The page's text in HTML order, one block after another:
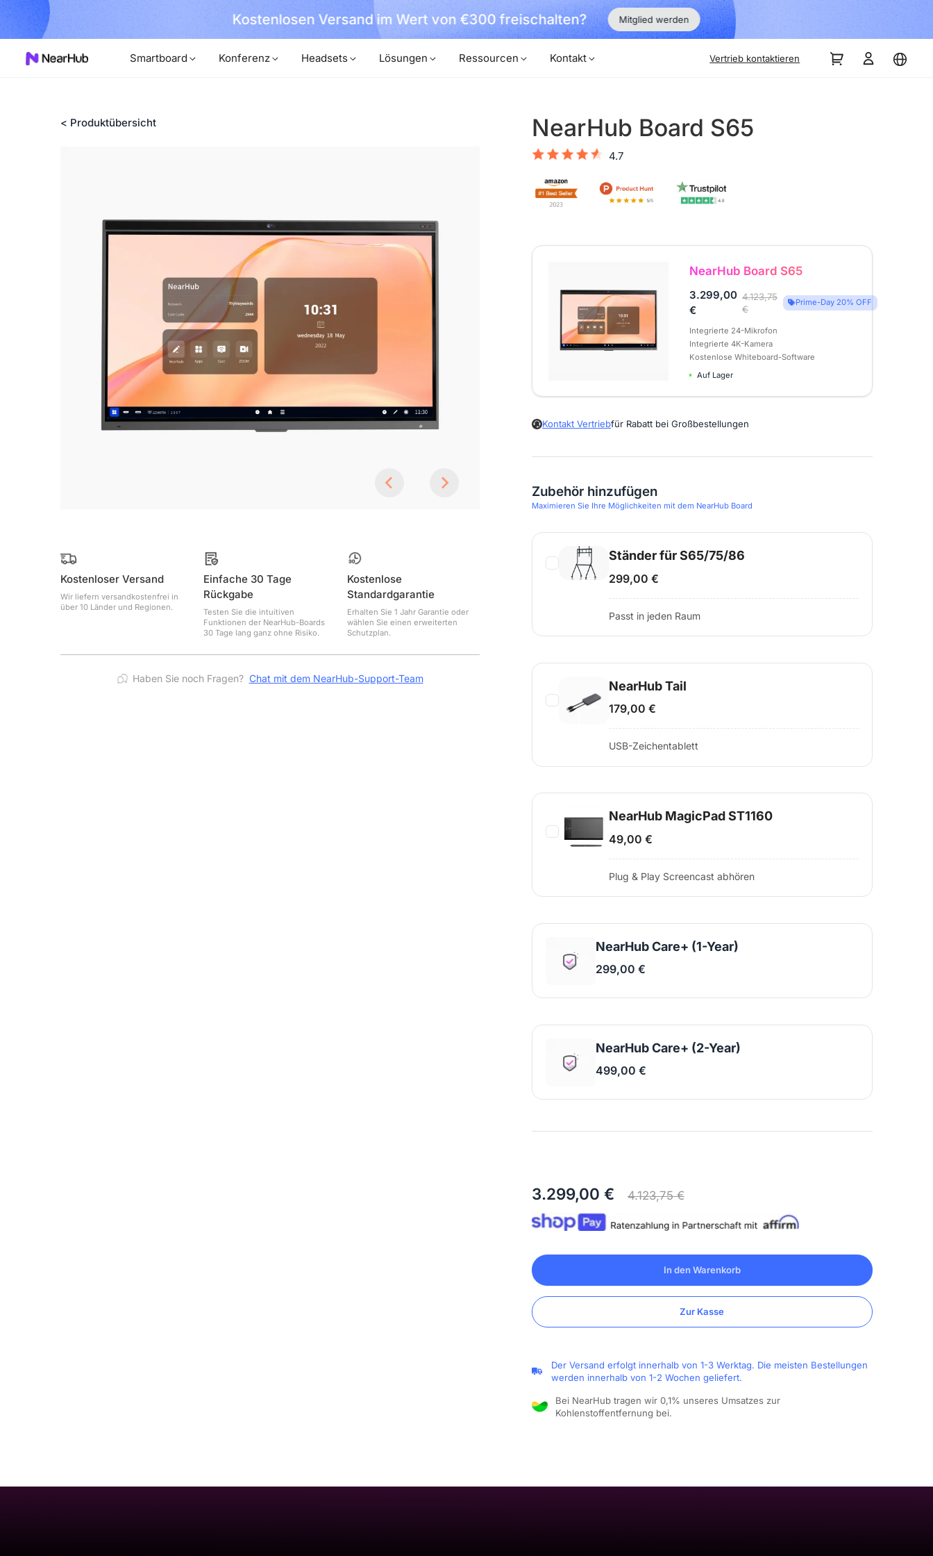
Kostenlosen Versand im Wert von €300 freischalten? Mitglied werden
Smartboard Konferenz Headsets Lösungen Ressourcen Kontakt Vertrieb kontaktieren
< Produktübersicht
Kostenloser Versand
Wir liefern versandkostenfrei in
über 10 Länder und Regionen.
Einfache 30 Tage
Rückgabe
Testen Sie die intuitiven
Funktionen der NearHub-Boards
30 Tage lang ganz ohne Risiko.
Kostenlose
Standardgarantie
Erhalten Sie 1 Jahr Garantie oder
wählen Sie einen erweiterten
Schutzplan.
Haben Sie noch Fragen? Chat mit dem NearHub-Support-Team
NearHub Board S65
4.7
NearHub Board S65
3.299,00
€
4.123,75
€
Prime-Day 20% OFF
Integrierte 24-Mikrofon
Integrierte 4K-Kamera
Kostenlose Whiteboard-Software
Auf Lager
Kontakt Vertriebfür Rabatt bei Großbestellungen
Zubehör hinzufügen
Maximieren Sie Ihre Möglichkeiten mit dem NearHub Board
Ständer für S65/75/86
299,00 €
Passt in jeden Raum
NearHub Tail
179,00 €
USB-Zeichentablett
NearHub MagicPad ST1160
49,00 €
Plug & Play Screencast abhören
NearHub Care+ (1-Year)
299,00 €
NearHub Care+ (2-Year)
499,00 €
3.299,00 € 4.123,75 €
In den Warenkorb
Zur Kasse
Der Versand erfolgt innerhalb von 1-3 Werktag. Die meisten Bestellungen
werden innerhalb von 1-2 Wochen geliefert.
Bei NearHub tragen wir 0,1% unseres Umsatzes zur
Kohlenstoffentfernung bei.